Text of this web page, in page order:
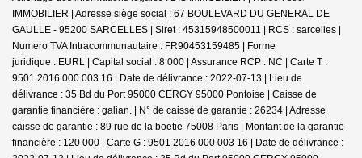
IMMOBILIER | Adresse siège social : 67 BOULEVARD DU GENERAL DE
GAULLE - 95200 SARCELLES | Siret : 45315948500011 | RCS : sarcelles |
Numero TVA Intracommunautaire : FR90453159485 | Forme
juridique : EURL | Capital social : 8 000 | Assurance RCP : NC | Carte T :
9501 2016 000 003 16 | Date de délivrance : 2022-07-13 | Lieu de
délivrance : 35 Bd du Port 95000 CERGY 95000 Pontoise | Caisse de
garantie financière : galian. | N° de caisse de garantie : 26234 | Adresse
caisse de garantie : 89 rue de la boetie 75008 Paris | Montant de la garantie
financière : 120 000 | Carte G : 9501 2016 000 003 16 | Date de délivrance :